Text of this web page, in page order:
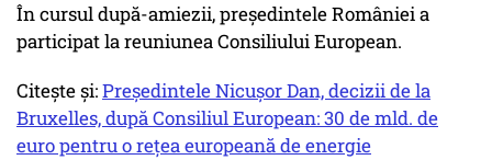
În cursul după-amiezii, preşedintele României a
participat la reuniunea Consiliului European.
Citește și:Președintele Nicușor Dan, decizii de la
Bruxelles, după Consiliul European: 30 de mld. de
euro pentru o rețea europeană de energie